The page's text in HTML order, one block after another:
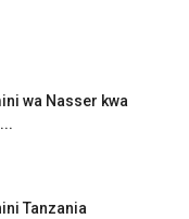
wa Nasser kwa
Tanzania